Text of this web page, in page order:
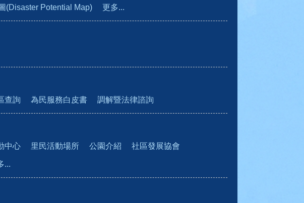
(Disaster Potential Map) 更多...
查詢 為民服務白皮書 調解暨法律諮詢
中心 里民活動場所 公園介紹 社區發展協會
...